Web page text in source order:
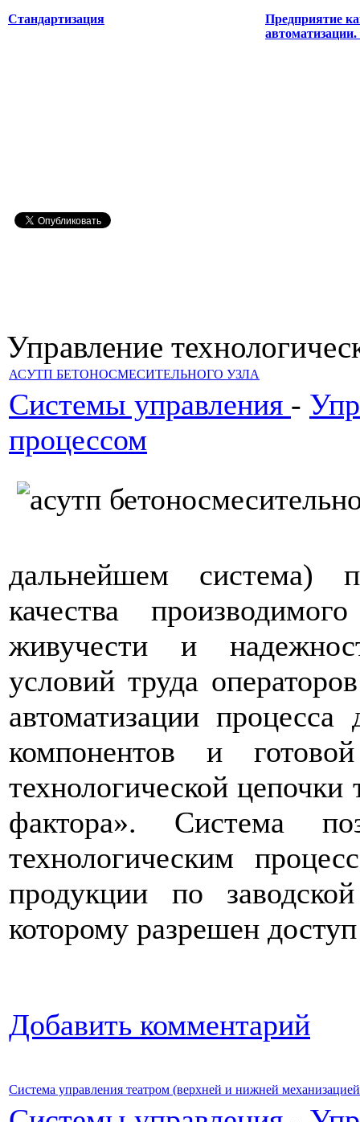
Стандартизация
Предприятие
Управление
АСУТП БЕТОНОСМЕСИТЕЛЬНОГО УЗЛА
Системы управления -
процессом
дальнейшем система)
качества
живучести и
условий труда
автоматизации
компонентов и
технологической цепочки
фактора». Система
технологическим
продукции по
которому разрешен
Добавить комментарий
Система управления театром (верхней и нижней